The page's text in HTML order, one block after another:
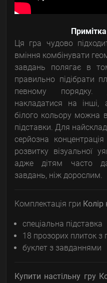
Ця гра чудово
вміння комбінувати
завдань полягає в
правильно підібрати
певному порядку.
накладатися на
білого кольору можна
підставки. Для
серйозна
розвитку візуальної
адже дітям часто
завдань, ніж дорослим.
Комплектація гри Колір
спеціальна підставка
18 прозорих плиток
буклет з завданнями
Купити настільну гру